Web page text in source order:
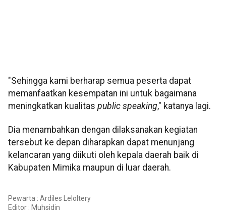
"Sehingga kami berharap semua peserta dapat
memanfaatkan kesempatan ini untuk bagaimana
meningkatkan kualitas public speaking," katanya lagi.
Dia menambahkan dengan dilaksanakan kegiatan
tersebut ke depan diharapkan dapat menunjang
kelancaran yang diikuti oleh kepala daerah baik di
Kabupaten Mimika maupun di luar daerah.
Pewarta : Ardiles Leloltery
Editor : Muhsidin